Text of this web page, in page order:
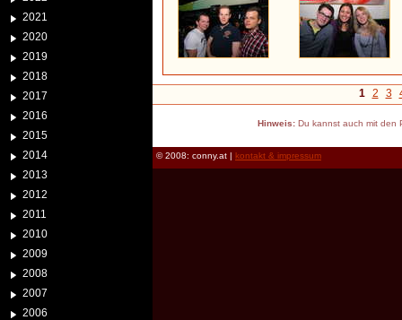
2021
2020
2019
2018
2017
2016
2015
2014
2013
2012
2011
2010
2009
2008
2007
2006
1 2 3
Hinweis:Du kannst auch mit den
© 2008: conny.at | kontakt & impressum